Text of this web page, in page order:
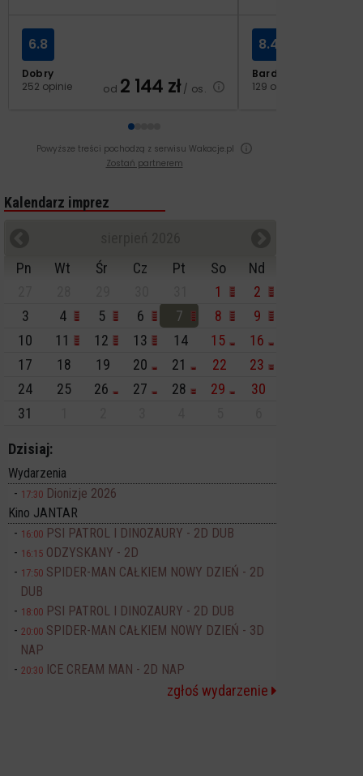
Dobry
252 opinie
6.8
od 2 144 zł/ os.
Bardzo dobry
129 opinii
8.4
Powyższe treści pochodzą z serwisu Wakacje.pl
Zostań partnerem
Kalendarz imprez
Pn
Wt Śr Cz Pt So
Nd
1
2
3
4 5 6 7 8
9
10
11 12 13 14 15
16
17
18 19 20 21 22
23
24
25 26 27 28 29
30
31
Dzisiaj:
Wydarzenia
17:30 Dionizje 2026
Kino JANTAR
16:00 PSI PATROL I DINOZAURY - 2D DUB
16:15 ODZYSKANY - 2D
17:50 SPIDER-MAN CAŁKIEM NOWY DZIEŃ - 2D
DUB
18:00 PSI PATROL I DINOZAURY - 2D DUB
20:00 SPIDER-MAN CAŁKIEM NOWY DZIEŃ - 3D
NAP
20:30 ICE CREAM MAN - 2D NAP
zgłoś wydarzenie